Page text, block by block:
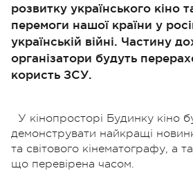
розвитку українського кіно
перемоги нашої країни у
українській війні. Частину
організатори будуть
користь ЗСУ.
У кінопросторі Будинку кіно
демонструвати найкращі
та світового кінематографу, а
що перевірена часом.